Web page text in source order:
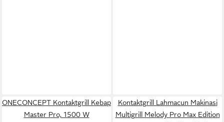
ONECONCEPT Kontaktgrill Kebap
Master Pro, 1500 W
Kontaktgrill Lahmacun Makinasi
Multigrill Melody Pro Max Edition